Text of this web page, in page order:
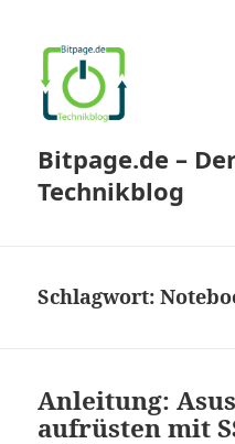
Bitpage.de –
Technikblog
Schlagwort:
Anleitung:
aufrüsten mit